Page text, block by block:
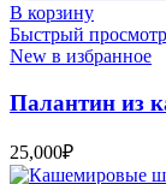
В корзину
Быстрый просмотр
New в избранное
Палантин из
25,000₽